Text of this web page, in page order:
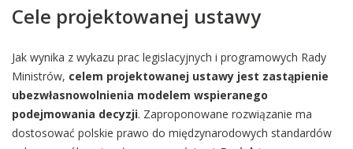
Cele projektowanej ustawy
Jak wynika z wykazu prac legislacyjnych i programowych Rady
Ministrów, celem projektowanej ustawy jest zastąpienie
ubezwłasnowolnienia modelem wspieranego
podejmowania decyzji. Zaproponowane rozwiązanie ma
dostosować polskie prawo do międzynarodowych standardów